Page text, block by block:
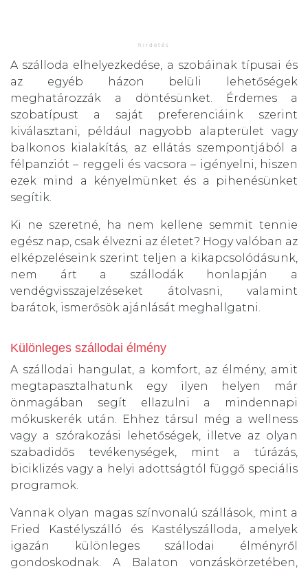
A szálloda elhelyezkedése, a szobáinak típusai és
az egyéb házon belüli lehetőségek
meghatározzák a döntésünket. Érdemes a
szobatípust a saját preferenciáink szerint
kiválasztani, például nagyobb alapterület vagy
balkonos kialakítás, az ellátás szempontjából a
félpanziót – reggeli és vacsora – igényelni, hiszen
ezek mind a kényelmünket és a pihenésünket
segítik.
Ki ne szeretné, ha nem kellene semmit tennie
egész nap, csak élvezni az életet? Hogy valóban az
elképzeléseink szerint teljen a kikapcsolódásunk,
nem árt a szállodák honlapján a
vendégvisszajelzéseket átolvasni, valamint
barátok, ismerősök ajánlását meghallgatni.
Különleges szállodai élmény
A szállodai hangulat, a komfort, az élmény, amit
megtapasztalhatunk egy ilyen helyen már
önmagában segít ellazulni a mindennapi
mókuskerék után. Ehhez társul még a wellness
vagy a szórakozási lehetőségek, illetve az olyan
szabadidős tevékenységek, mint a túrázás,
biciklizés vagy a helyi adottságtól függő speciális
programok.
Vannak olyan magas színvonalú szállások, mint a
Fried Kastélyszálló és Kastélyszálloda, amelyek
igazán különleges szállodai élményről
gondoskodnak. A Balaton vonzáskörzetében,